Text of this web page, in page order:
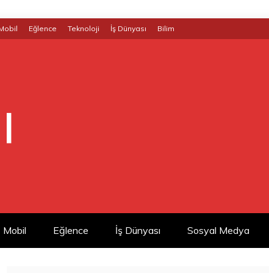
Eğlence Teknoloji İş Dünyası Bilim
Mobil Eğlence İş Dünyası Sosyal Medya